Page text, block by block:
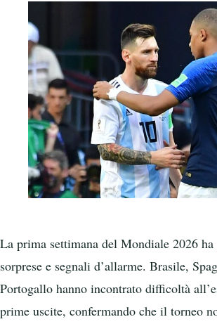
La prima settimana del Mondiale 2026
sorprese e segnali d’allarme. Brasile,
Portogallo hanno incontrato difficoltà
prime uscite, confermando che il torneo